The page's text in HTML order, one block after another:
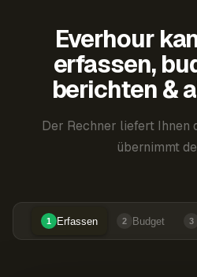
Everhour
erfassen,
berichten &
Der Rechner liefert Ihnen
übernimmt
1 Erfassen 2 Budget 3